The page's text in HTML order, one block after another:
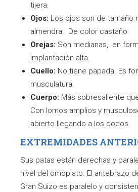
tijera.
Ojos: Los ojos son de tamaño
almendra. De color castaño
Orejas: Son medianas, en
implantación alta.
Cuello: No tiene papada. Es
musculatura.
Cuerpo: Más sobresaliente
Con lomos amplios y
abierto llegando a los codos.
EXTREMIDADES
Sus patas están derechas y
nivel del omóplato. El antebrazo
Gran Suizo es paralelo y